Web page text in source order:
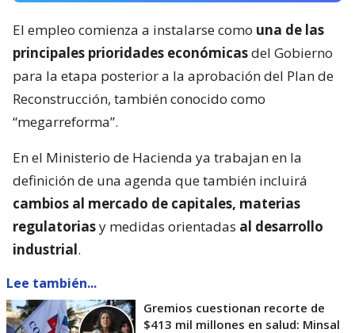
El empleo comienza a instalarse como una de las
principales prioridades económicasdel Gobierno
para la etapa posterior a la aprobación del Plan de
Reconstrucción, también conocido como
“megarreforma”.
En el Ministerio de Hacienda ya trabajan en la
definición de una agenda que también incluirá
cambios al mercado de capitales, materias
regulatoriasy medidas orientadas al desarrollo
industrial.
Lee también...
Gremios cuestionan recorte de
$413 mil millones en salud: Minsal